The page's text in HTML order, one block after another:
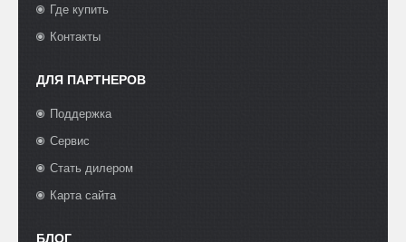
Где купить
Контакты
ДЛЯ ПАРТНЕРОВ
Поддержка
Сервис
Стать дилером
Карта сайта
БЛОГ